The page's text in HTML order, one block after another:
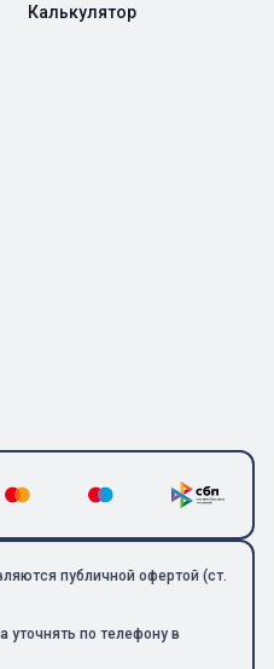
Калькулятор
публичной офертой (ст.
уточнять по телефону в